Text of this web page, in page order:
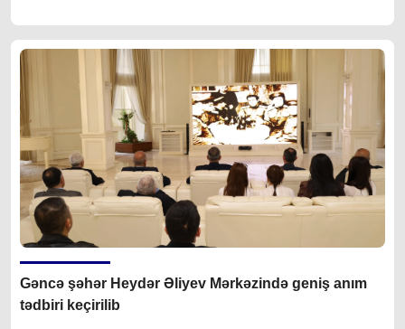
Gəncə şəhər Heydər Əliyev Mərkəzində geniş anım
tədbiri keçirilib